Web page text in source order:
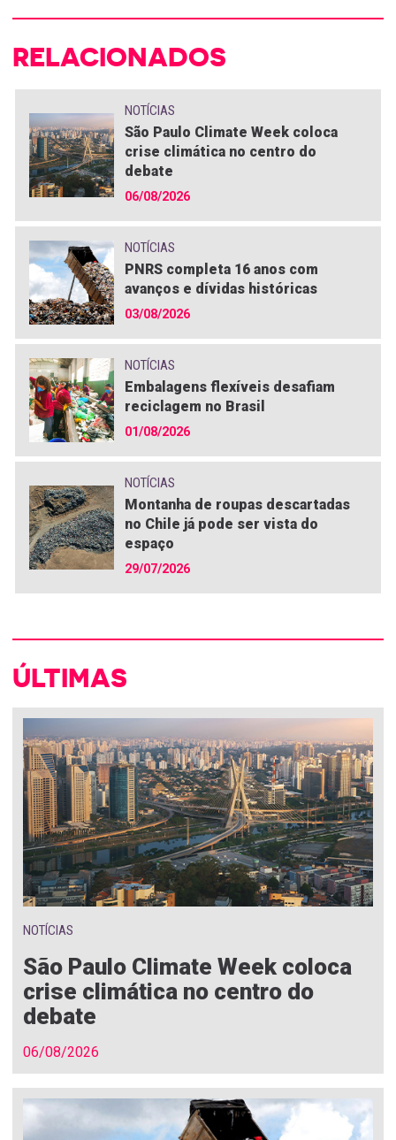
RELACIONADOS
NOTÍCIAS
São Paulo Climate Week coloca
crise climática no centro do
debate
06/08/2026
NOTÍCIAS
PNRS completa 16 anos com
avanços e dívidas históricas
03/08/2026
NOTÍCIAS
Embalagens flexíveis desafiam
reciclagem no Brasil
01/08/2026
NOTÍCIAS
Montanha de roupas descartadas
no Chile já pode ser vista do
espaço
29/07/2026
ÚLTIMAS
NOTÍCIAS
São Paulo Climate Week coloca
crise climática no centro do
debate
06/08/2026